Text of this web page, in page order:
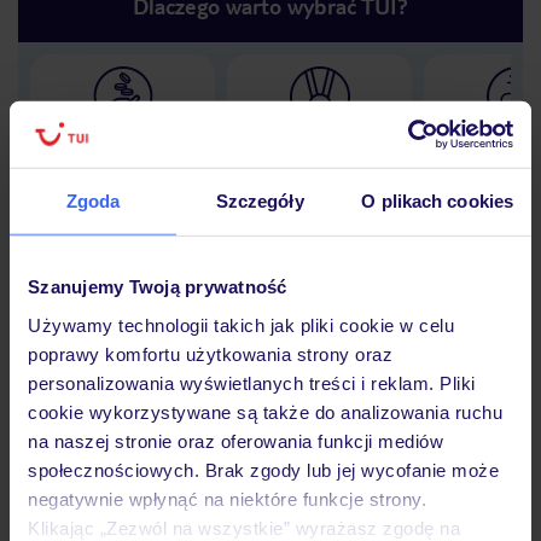
Zgoda Szczegóły O plikach cookies
Szanujemy Twoją prywatność
Używamy technologii takich jak pliki cookie w celu
poprawy komfortu użytkowania strony oraz
personalizowania wyświetlanych treści i reklam. Pliki
cookie wykorzystywane są także do analizowania ruchu
na naszej stronie oraz oferowania funkcji mediów
społecznościowych. Brak zgody lub jej wycofanie może
negatywnie wpłynąć na niektóre funkcje strony.
Klikając „Zezwól na wszystkie” wyrażasz zgodę na
Lider niskich cen 30 lat w
Hotel
Opinie
Pokoje